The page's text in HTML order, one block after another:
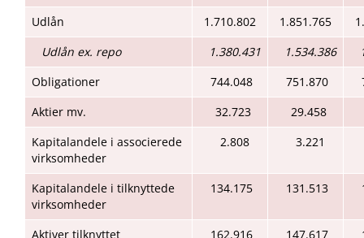
Udlån 1.710.802 1.851.765
Udlån ex. repo
1.380.431 1.534.386
Obligationer
744.048 751.870
Aktier mv.
32.723 29.458
Kapitalandele i associerede
virksomheder
2.808 3.221
Kapitalandele i tilknyttede
virksomheder
134.175 131.513
Aktiver tilknyttet
162.916 147.617